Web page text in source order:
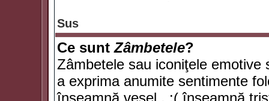
Sus
Ce suntZâmbetele?
Zâmbetele sau iconiţele
a exprima anumite sentimente
înseamnă vesel , :( înseamnă